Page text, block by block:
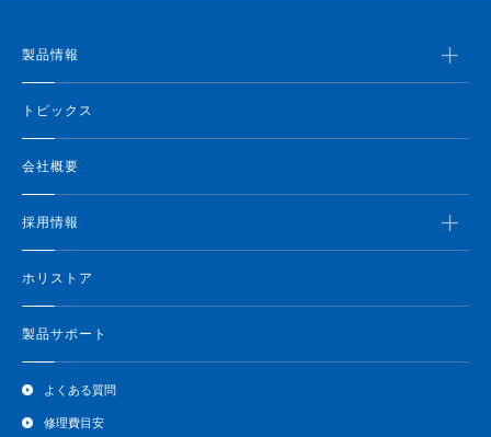
製品情報
トピックス
会社概要
採用情報
ホリストア
製品サポート
よくある質問
修理費目安